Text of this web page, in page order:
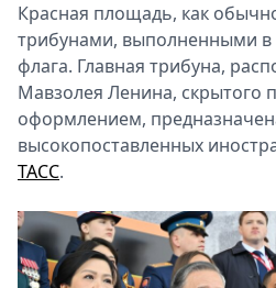
Красная площадь, как
трибунами, выполненными в
флага. Главная трибуна,
Мавзолея Ленина, скрытого
оформлением,
высокопоставленных
ТАСС.